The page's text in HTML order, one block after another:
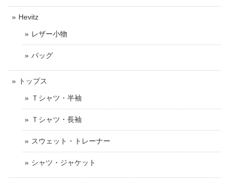
Hevitz
レザー小物
バッグ
トップス
Ｔシャツ・半袖
Ｔシャツ・長袖
スウェット・トレーナー
シャツ・ジャケット